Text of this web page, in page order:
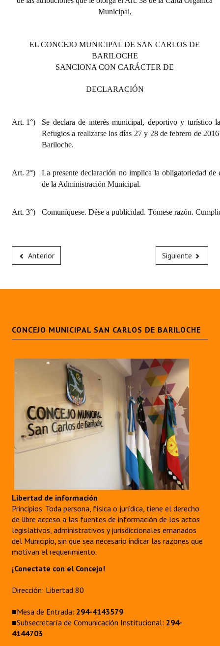
Municipal,
EL CONCEJO MUNICIPAL DE SAN CARLOS DE
BARILOCHE
SANCIONA CON CARÁCTER DE
DECLARACIÓN
Art. 1°)
Se declara de interés municipal, deportivo y turístico
Refugios a realizarse los días 27 y 28 de febrero de
Bariloche.
Art. 2°)
La presente declaración no implica la obligatoriedad de
de la Administración Municipal.
Art. 3°) Comuníquese. Dése a publicidad. Tómese razón.
Anterior Siguiente
CONCEJO MUNICIPAL SAN CARLOS DE BARILOCHE
Libertad de información
Principios. Toda persona, física o jurídica, tiene el derecho
de libre acceso a las fuentes de información de los actos
legislativos, administrativos y jurisdiccionales emanados
del Municipio, sin que sea necesario indicar las razones que
motivan el requerimiento.
¡Conectate con el Concejo!
Dirección: Libertad 80
■Mesa de Entrada: 294-4143579
■Subsecretaría de Comunicación Institucional: 294-
4144703